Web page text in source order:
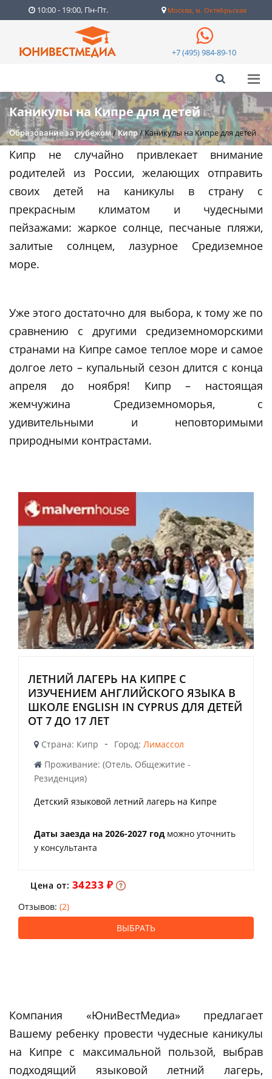
10:00 - 19:00, Пн-Пт. Москва, м. Октябрьская
+7 (495) 984-89-10
Каникулы на Кипре для детей
Образование за рубежом/Кипр/Каникулы на Кипре для детей
Кипр не случайно привлекает внимание
родителей из России, желающих отправить
своих детей на каникулы в страну с
прекрасным климатом и чудесными
пейзажами: жаркое солнце, песчаные пляжи,
залитые солнцем, лазурное Средиземное
море.
Уже этого достаточно для выбора, к тому же по
сравнению с другими средиземноморскими
странами на Кипре самое теплое море и самое
долгое лето – купальный сезон длится с конца
апреля до ноября! Кипр – настоящая
жемчужина Средиземноморья, с
удивительными и неповторимыми
природными контрастами.
ЛЕТНИЙ ЛАГЕРЬ НА КИПРЕ С
ИЗУЧЕНИЕМ АНГЛИЙСКОГО ЯЗЫКА В
ШКОЛЕ ENGLISH IN CYPRUS ДЛЯ ДЕТЕЙ
ОТ 7 ДО 17 ЛЕТ
Страна: Кипр - Город: Лимассол
Проживание: (Отель, Общежитие -
Резиденция)
Детский языковой летний лагерь на Кипре
Даты заезда на 2026-2027 год можно уточнить
у консультанта
Цена от: 34233 ₽
Отзывов: (2)
ВЫБРАТЬ
Компания «ЮниВестМедиа» предлагает
Вашему ребенку провести чудесные каникулы
на Кипре с максимальной пользой, выбрав
подходящий языковой летний лагерь,